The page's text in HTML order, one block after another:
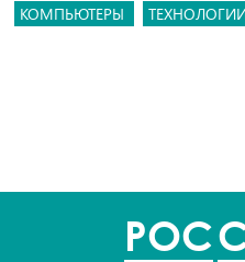
КОМПЬЮТЕРЫ
POC